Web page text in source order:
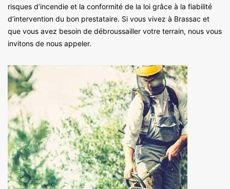
risques d’incendie et la conformité de la loi grâce à la fiabilité
d’intervention du bon prestataire. Si vous vivez à Brassac et
que vous avez besoin de débroussailler votre terrain, nous vous
invitons de nous appeler.